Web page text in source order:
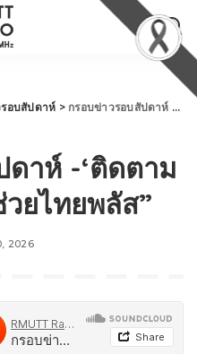
อบสัปดาห์ > กรอบข่าวรอบสัปดาห์ -‘ติดตามโครงการ “ไทยช่วยไทยพลัส”
าห์ -‘ติดตาม
ยไทยพลัส”
2026